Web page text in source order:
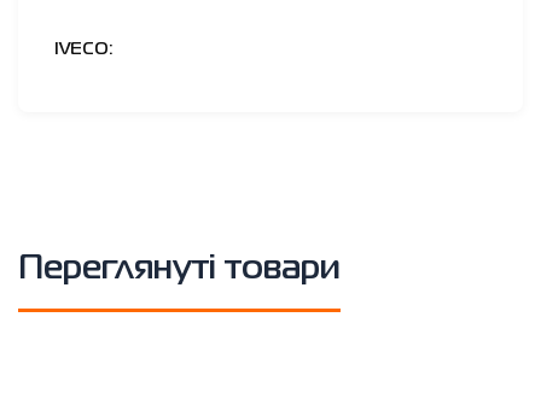
IVECO:
Переглянуті товари